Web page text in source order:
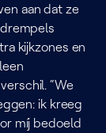
aan dat ze
kijkzones en
“We
ik kreeg
míj bedoeld